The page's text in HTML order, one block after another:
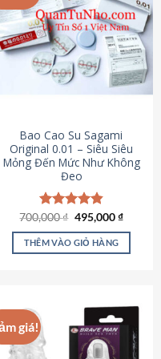
chọn
trên
trang
sản
phẩm
Bao Cao Su Sagami
Original 0.01 – Siêu Siêu
Mỏng Đến Mức Như Không
Đeo
Được xếp
hạng4.83
5 sao
700,000₫ Giá
là:
700,000 ₫.
495,000₫Giá
tại
THÊM VÀO GIỎ HÀNG
giá!